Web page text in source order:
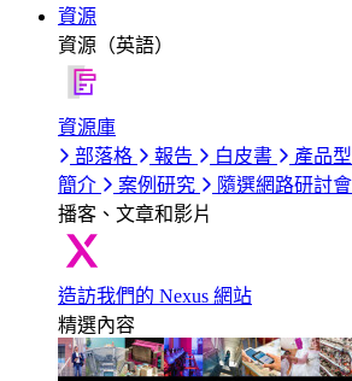
資源
資源（英語）
資源庫
部落格
報告 白皮書 產品
簡介
案例研究 隨選網路研討會
播客、文章和影片
造訪我們的 Nexus 網站
精選內容